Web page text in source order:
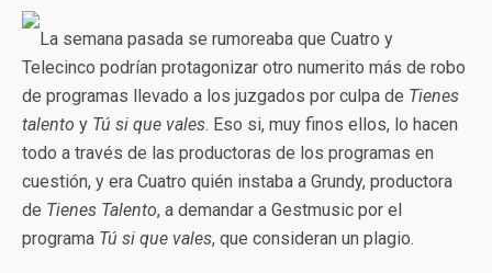
La semana pasada se rumoreaba que Cuatro y
Telecinco podrían protagonizar otro numerito más de robo
de programas llevado a los juzgados por culpa de Tienes
talento y Tú si que vales. Eso si, muy finos ellos, lo hacen
todo a través de las productoras de los programas en
cuestión, y era Cuatro quién instaba a Grundy, productora
de Tienes Talento, a demandar a Gestmusic por el
programa Tú si que vales, que consideran un plagio.